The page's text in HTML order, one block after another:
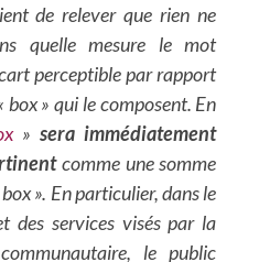
de relever que rien ne
quelle mesure le mot
perceptible par rapport
» qui le composent. En
»sera immédiatement
comme une somme
». En particulier, dans le
des services visés par la
le public